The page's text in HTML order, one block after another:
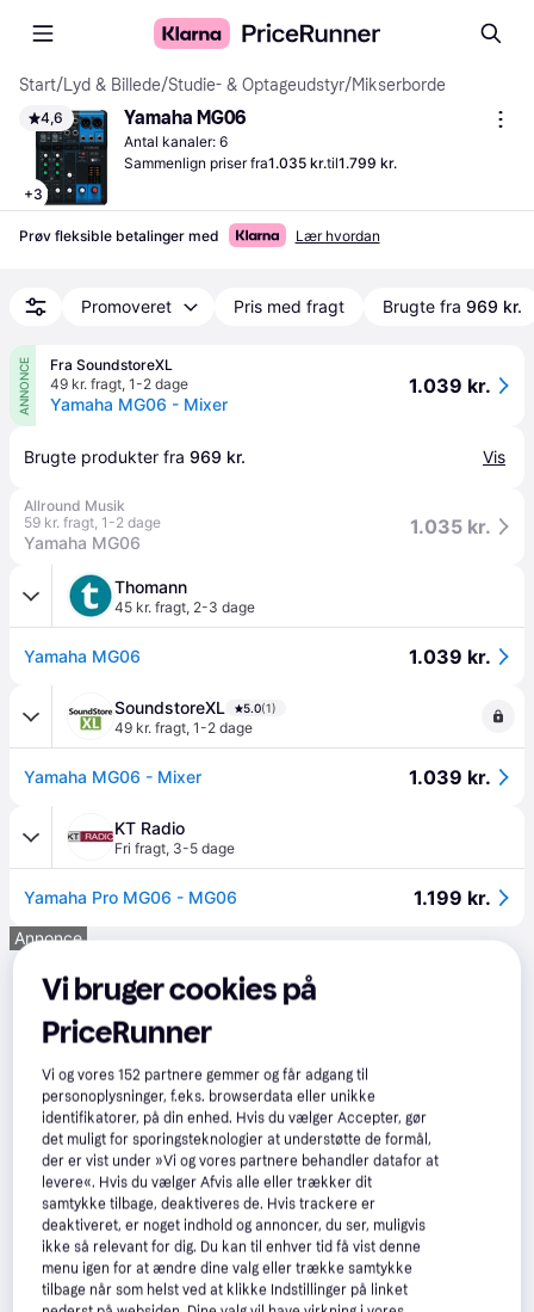
Start/Lyd & Billede/Studie- & Optageudstyr/Mikserborde
4,6
+3
Yamaha MG06
Antal kanaler: 6
Sammenlign priser fra1.035 kr.til1.799 kr.
Prøv fleksible betalinger med Lær hvordan
Promoveret Pris med fragt Brugte fra 969 kr.
ANNONCE
Fra SoundstoreXL
49 kr. fragt, 1-2 dage
Yamaha MG06 - Mixer
1.039 kr.
Brugte produkter fra 969 kr. Vis
Allround Musik
59 kr. fragt, 1-2 dage
Yamaha MG06
1.035 kr.
Thomann
45 kr. fragt, 2-3 dage
Yamaha MG06 1.039 kr.
SoundstoreXL 5.0(1)
49 kr. fragt, 1-2 dage
Yamaha MG06 - Mixer 1.039 kr.
KT Radio
Fri fragt, 3-5 dage
Yamaha Pro MG06 - MG06 1.199 kr.
Annonce
Vi bruger cookies på
PriceRunner
Vi og vores152 partnere gemmer og får adgang til
personoplysninger, f.eks. browserdata eller unikke
identifikatorer, på din enhed. Hvis du vælger Accepter, gør
det muligt for sporingsteknologier at understøtte de formål,
der er vist under »Vi og vores partnere behandler datafor at
levere«. Hvis du vælger Afvis alle eller trækker dit
samtykke tilbage, deaktiveres de. Hvis trackere er
deaktiveret, er noget indhold og annoncer, du ser, muligvis
ikke så relevant for dig. Du kan til enhver tid få vist denne
menu igen for at ændre dine valg eller trække samtykke
tilbage når som helst ved at klikke Indstillinger på linket